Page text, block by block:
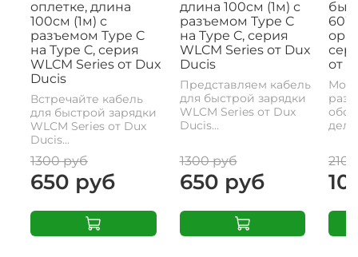
оплетке, длина
100см (1м) с
разъемом Type C
на Type C, серия
WLCM Series от Dux
Ducis
Встречайте кабель
для быстрой зарядки
WLCM Series от Dux
Ducis...
1300 руб
650 руб
длина 100см (1м) с
разъемом Type C
на Type C, серия
WLCM Series от Dux
Ducis
Представляем кабель
для быстрой зарядки
WLCM Series от Dux
Ducis...
1300 руб
650 руб
от